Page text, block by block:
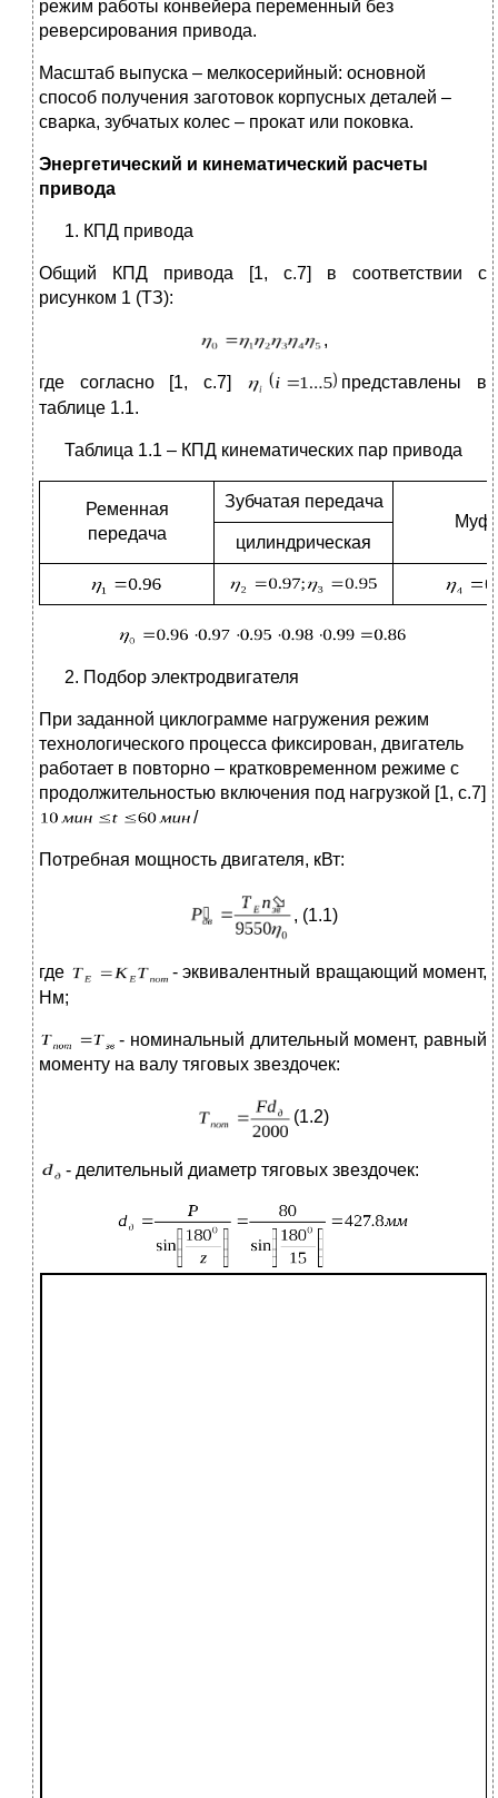
режим работы конвейера переменный без
реверсирования привода.
Масштаб выпуска – мелкосерийный: основной
способ получения заготовок корпусных деталей –
сварка, зубчатых колес – прокат или поковка.
Энергетический и кинематический расчеты
привода
КПД привода
Общий КПД привода [1, с.7] в соответствии с
рисунком 1 (ТЗ):
,
где согласно [1, с.7]
представлены в
таблице 1.1.
Таблица 1.1 – КПД кинематических пар привода
Ременная
передача
Зубчатая передача
цилиндрическая
Подбор электродвигателя
При заданной циклограмме нагружения режим
технологического процесса фиксирован, двигатель
работает в повторно – кратковременном режиме с
продолжительностью включения под нагрузкой [1, c.7]
/
Потребная мощность двигателя, кВт:
, (1.1)
где
- эквивалентный вращающий момент,
Нм;
- номинальный длительный момент, равный
моменту на валу тяговых звездочек:
(1.2)
- делительный диаметр тяговых звездочек: